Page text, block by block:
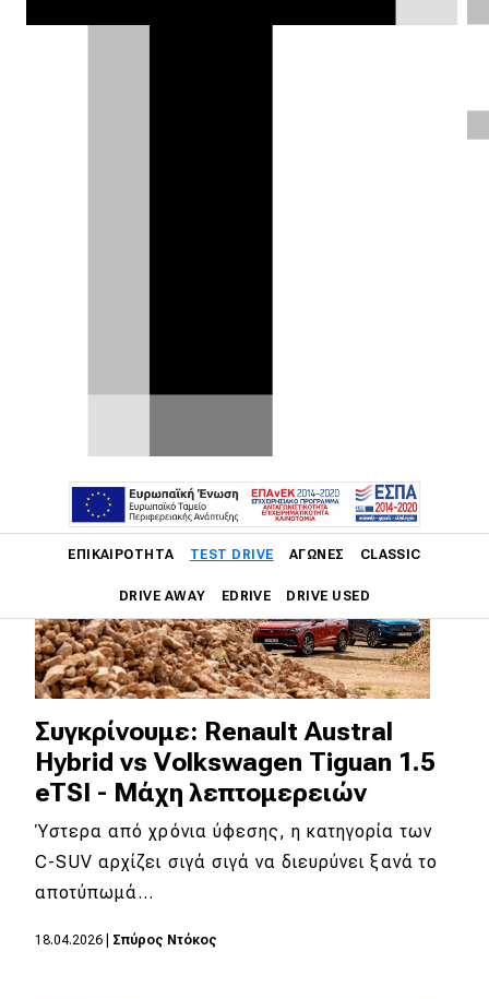
ΕΠΙΚΑΙΡΌΤΗΤΑ TEST DRIVE ΑΓΏΝΕΣ CLASSIC
DRIVE AWAY EDRIVE DRIVE USED
Main navigation
Επικαιρότητα
Νέα μοντέλα
Πρωτότυπα
Ελλάδα
Κόσμος
Τεχνολογία
Ασφάλεια
Συγκρίνουμε: Renault Austral
Hybrid vs Volkswagen Tiguan 1.5
eTSI - Μάχη λεπτομερειών
Ύστερα από χρόνια ύφεσης, η κατηγορία των
C-SUV αρχίζει σιγά σιγά να διευρύνει ξανά το
αποτύπωμά…
18.04.2026 Σπύρος Ντόκος